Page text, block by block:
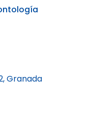
Granada